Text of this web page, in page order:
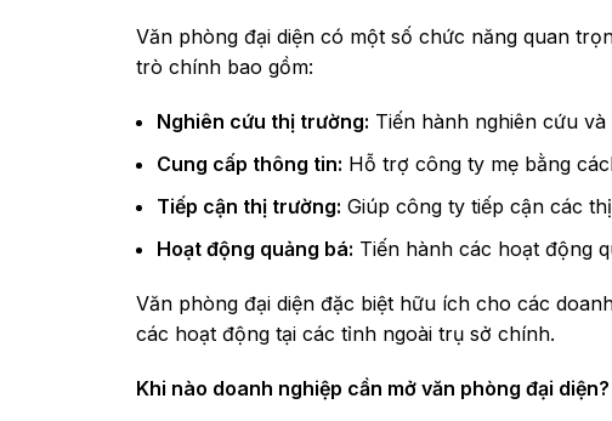
Văn phòng đại diện có một số chức năng quan
trò chính bao gồm:
Nghiên cứu thị trường: Tiến hành nghiên cứu
Cung cấp thông tin: Hỗ trợ công ty mẹ bằng
Tiếp cận thị trường: Giúp công ty tiếp cận các
Hoạt động quảng bá: Tiến hành các hoạt động
Văn phòng đại diện đặc biệt hữu ích cho các
các hoạt động tại các tỉnh ngoài trụ sở chính.
Khi nào doanh nghiệp cần mở văn phòng đại diện?